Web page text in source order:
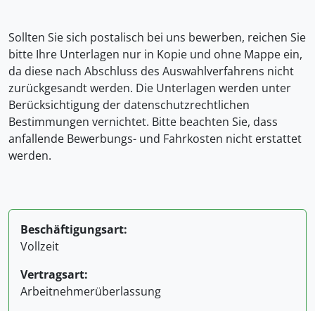
Sollten Sie sich postalisch bei uns bewerben, reichen Sie
bitte Ihre Unterlagen nur in Kopie und ohne Mappe ein,
da diese nach Abschluss des Auswahlverfahrens nicht
zurückgesandt werden. Die Unterlagen werden unter
Berücksichtigung der datenschutzrechtlichen
Bestimmungen vernichtet. Bitte beachten Sie, dass
anfallende Bewerbungs- und Fahrkosten nicht erstattet
werden.
Beschäftigungsart:
Vollzeit
Vertragsart:
Arbeitnehmerüberlassung